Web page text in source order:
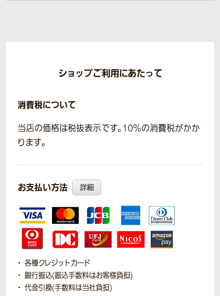
ショップご利用にあたって
消費税について
当店の価格は税抜表示です。10％の消費税がかか
ります。
お支払い方法 詳細
各種クレジットカード
銀行振込(振込手数料はお客様負担)
代金引換(手数料は当社負担)